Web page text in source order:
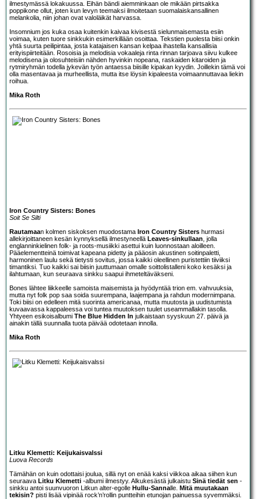
ilmestymässä lokakuussa. Eihän bändi aiemminkaan ole mikään pirtsakka
poppikone ollut, joten kun levyn teemaksi ilmoitetaan suomalaiskansallinen
melankolia, niin johan ovat valoläikät harvassa.
Insomnium jos kuka osaa kuitenkin kaivaa kivisestä sielunmaisemasta esiin
voimaa, kuten tuore sinkkukin esimerkillään osoittaa. Tekstien puolesta biisi onkin
yhtä suurta peilipintaa, josta katajaisen kansan kelpaa ihastella kansallisia
erityispiirteitään. Rosoisia ja melodisia vokaaleja rinta rinnan tarjoava siivu kulkee
melodisena ja olosuhteisiin nähden hyvinkin nopeana, raskaiden kitaroiden ja
rytmiryhmän todella jykevän työn antaessa biisille kipakan kyydin. Joillekin tämä voi
olla masentavaa ja murheellista, mutta itse löysin kipaleesta voimaannuttavaa liekin
roihua.
Mika Roth
Iron Country Sisters: Bones
Soit Se Silti
Rautamaan kolmen siskoksen muodostama Iron Country Sisters hurmasi
allekirjoittaneen kesän kynnyksellä ilmestyneellä Leaves-sinkullaan , jolla
englanninkielinen folk- ja roots-musiikki asettui kuin luonnostaan aloilleen.
Pääelementteinä toimivat kapeana pidetty ja pääosin akustinen soitinpaletti,
harmoninen laulu sekä tietysti sovitus, jossa kaikki oleellinen puristettiin tiiviiksi
timantiksi. Tuo kaikki sai biisin juuttumaan omalle soittolistalleni koko kesäksi ja
ilahtumaan, kun seuraava sinkku saapui ihmeteltäväkseni.
Bones lähtee liikkeelle samoista maisemista ja hyödyntää trion em. vahvuuksia,
mutta nyt folk pop saa soida suurempana, laajempana ja rahdun modernimpana.
Toki biisi on edelleen mitä suorinta americanaa, mutta muutosta ja uudistumista
kuvaavassa kappaleessa voi tuntea muutoksen tuulet useammallakin tasolla.
Yhtyeen esikoisalbumi The Blue Hidden In julkaistaan syyskuun 27. päivä ja
ainakin tällä suunnalla tuota päivää odotetaan innolla.
Mika Roth
Litku Klemetti: Keijukaisvalssi
Luova Records
Tämähän on kuin odottaisi joulua, sillä nyt on enää kaksi viikkoa aikaa siihen kun
seuraava Litku Klemetti -albumi ilmestyy. Alkukesästä julkaistu Sinä tiedät sen -
sinkku antoi suunvuoron Litkun alter-egolle Hullu-Sannalle. Mitä muutakaan
tekisin? pisti lisää vipinää rock’n’rollin puntteihin etunojan painuessa syvemmäksi.